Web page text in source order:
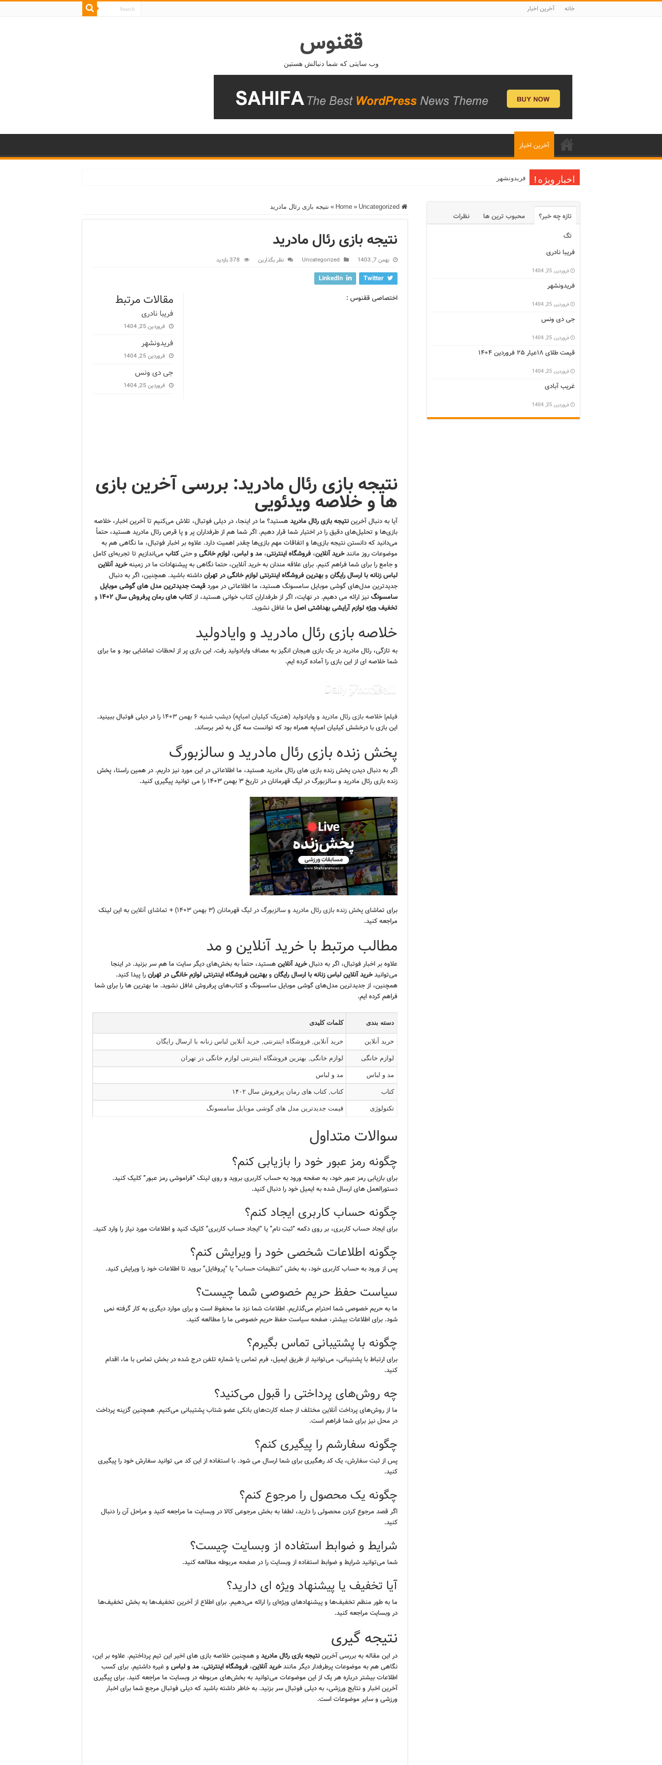
خانه آخرین اخبار
ققنوس
وب سایتی که شما دنبالش هستین
آخرین اخبار
اخبار ویژه ! فریدونشهر
» Uncategorized
» نتیجه بازی رئال مادرید
نتیجه بازی رئال مادرید
بهمن 7, 1403 Uncategorized نظر بگذارین 378 بازدید
Twitter
LinkedIn
مقالات مرتبط
فریبا نادری
فروردین 25, 1404
فریدونشهر
فروردین 25, 1404
جی دی ونس
فروردین 25, 1404
اختصاصی ققنوس :
نتیجه بازی رئال مادرید: بررسی آخرین بازی
ها و خلاصه ویدئویی
آیا به دنبال آخریننتیجه بازی رئال مادریدهستید؟ ما در اینجا، در دیلی فوتبال، تلاش می‌کنیم تا آخرین اخبار، خلاصه
بازی‌ها و تحلیل‌های دقیق را در اختیار شما قرار دهیم. اگر شما هم از طرفداران پر و پا قرص رئال مادرید هستید، حتماً
می‌دانید که دانستن نتیجه بازی‌ها و اتفاقات مهم بازی‌ها چقدر اهمیت دارد. علاوه بر اخبار فوتبال، ما نگاهی هم به
موضوعات روز مانندخرید آنلاین، فروشگاه اینترنتی، مد و لباس، لوازم خانگیو حتیکتاب می‌اندازیم تا تجربه‌ای کامل
و جامع را برای شما فراهم کنیم. برای علاقه مندان به خرید آنلاین، حتما نگاهی به پیشنهادات ما در زمینهخرید آنلاین
لباس زنانه با ارسال رایگانوبهترین فروشگاه اینترنتی لوازم خانگی در تهرانداشته باشید. همچنین، اگر به دنبال
جدیدترین مدل‌های گوشی موبایل سامسونگ هستید، ما اطلاعاتی در موردقیمت جدیدترین مدل های گوشی موبایل
سامسونگنیز ارائه می دهیم. در نهایت، اگر از طرفداران کتاب خوانی هستید، ازکتاب های رمان پرفروش سال ۱۴۰۲
و
تخفیف ویژه لوازم آرایشی بهداشتی اصل ما غافل نشوید.
خلاصه بازی رئال مادرید و وایادولید
به تازگی، رئال مادرید در یک بازی هیجان انگیز به مصاف وایادولید رفت. این بازی پر از لحظات تماشایی بود و ما برای
شما خلاصه ای از این بازی را آماده کرده ایم.
فیلم| خلاصه بازی رئال مادرید و وایادولید (هتریک کیلیان امباپه) دیشب شنبه ۶ بهمن ۱۴۰۳
را در دیلی فوتبال ببینید.
این بازی با درخشش کیلیان امباپه همراه بود که توانست سه گل به ثمر برساند.
پخش زنده بازی رئال مادرید و سالزبورگ
اگر به دنبال دیدن پخش زنده بازی های رئال مادرید هستید، ما اطلاعاتی در این مورد نیز داریم. در همین راستا، پخش
زنده بازی رئال مادرید و سالزبورگ در لیگ قهرمانان در تاریخ ۳ بهمن ۱۴۰۳ را می توانید پیگیری کنید.
برای تماشایپخش زنده بازی رئال مادرید و سالزبورگ در لیگ قهرمانان (۳ بهمن ۱۴۰۳) + تماشای آنلاین
به این لینک
مراجعه کنید.
مطالب مرتبط با خرید آنلاین و مد
علاوه بر اخبار فوتبال، اگر به دنبالخرید آنلاینهستید، حتماً به بخش‌های دیگر سایت ما هم سر بزنید. در اینجا
می‌توانیدخرید آنلاین لباس زنانه با ارسال رایگانوبهترین فروشگاه اینترنتی لوازم خانگی در تهرانرا پیدا کنید.
همچنین، از جدیدترین مدل‌های گوشی موبایل سامسونگ و کتاب‌های پرفروش غافل نشوید. ما بهترین ها را برای شما
فراهم کرده ایم.
دسته بندی کلمات کلیدی
خرید آنلاین خرید آنلاین, فروشگاه اینترنتی, خرید آنلاین لباس زنانه با ارسال رایگان
لوازم خانگی لوازم خانگی, بهترین فروشگاه اینترنتی لوازم خانگی در تهران
مد و لباس مد و لباس
کتاب کتاب, کتاب های رمان پرفروش سال ۱۴۰۲
تکنولوژی قیمت جدیدترین مدل های گوشی موبایل سامسونگ
سوالات متداول
چگونه رمز عبور خود را بازیابی کنم؟
برای بازیابی رمز عبور خود، به صفحه ورود به حساب کاربری بروید و روی لینک “فراموشی رمز عبور” کلیک کنید.
دستورالعمل های ارسال شده به ایمیل خود را دنبال کنید.
چگونه حساب کاربری ایجاد کنم؟
برای ایجاد حساب کاربری، بر روی دکمه “ثبت نام” یا “ایجاد حساب کاربری” کلیک کنید و اطلاعات مورد نیاز را وارد کنید.
چگونه اطلاعات شخصی خود را ویرایش کنم؟
پس از ورود به حساب کاربری خود، به بخش “تنظیمات حساب” یا “پروفایل” بروید تا اطلاعات خود را ویرایش کنید.
سیاست حفظ حریم خصوصی شما چیست؟
ما به حریم خصوصی شما احترام می‌گذاریم. اطلاعات شما نزد ما محفوظ است و برای موارد دیگری به کار گرفته نمی
شود. برای اطلاعات بیشتر، صفحه سیاست حفظ حریم خصوصی ما را مطالعه کنید.
چگونه با پشتیبانی تماس بگیرم؟
برای ارتباط با پشتیبانی، می‌توانید از طریق ایمیل، فرم تماس یا شماره تلفن درج شده در بخش تماس با ما، اقدام
کنید.
چه روش‌های پرداختی را قبول می‌کنید؟
ما از روش‌های پرداخت آنلاین مختلف از جمله کارت‌های بانکی عضو شتاب پشتیبانی می‌کنیم. همچنین گزینه پرداخت
در محل نیز برای شما فراهم است.
چگونه سفارشم را پیگیری کنم؟
پس از ثبت سفارش، یک کد رهگیری برای شما ارسال می شود. با استفاده از این کد می توانید سفارش خود را پیگیری
کنید.
چگونه یک محصول را مرجوع کنم؟
اگر قصد مرجوع کردن محصولی را دارید، لطفا به بخش مرجوعی کالا در وبسایت ما مراجعه کنید و مراحل آن را دنبال
کنید.
شرایط و ضوابط استفاده از وبسایت چیست؟
شما می‌توانید شرایط و ضوابط استفاده از وبسایت را در صفحه مربوطه مطالعه کنید.
آیا تخفیف یا پیشنهاد ویژه ای دارید؟
ما به طور منظم تخفیف‌ها و پیشنهادهای ویژه‌ای را ارائه می‌دهیم. برای اطلاع از آخرین تخفیف‌ها به بخش تخفیف‌ها
در وبسایت مراجعه کنید.
نتیجه گیری
در این مقاله به بررسی آخریننتیجه بازی رئال مادریدو همچنین خلاصه بازی های اخیر این تیم پرداختیم. علاوه بر این،
نگاهی هم به موضوعات پرطرفدار دیگر مانندخرید آنلاین، فروشگاه اینترنتی، مد و لباسو غیره داشتیم. برای کسب
اطلاعات بیشتر درباره هر یک از این موضوعات می‌توانید به بخش‌های مربوطه در وبسایت ما مراجعه کنید. برای پیگیری
آخرین اخبار و نتایج ورزشی، به دیلی فوتبال سر بزنید. به خاطر داشته باشید که دیلی فوتبال مرجع شما برای اخبار
ورزشی و سایر موضوعات است.
تازه چه خبر؟ محبوب ترین ها
نظرات
تگ
فریبا نادری
فروردین 25, 1404
فریدونشهر
فروردین 25, 1404
جی دی ونس
فروردین 25, 1404
قیمت طلای ۱۸عیار ۲۵ فروردین ۱۴۰۴
فروردین 25, 1404
غریب آبادی
فروردین 25, 1404